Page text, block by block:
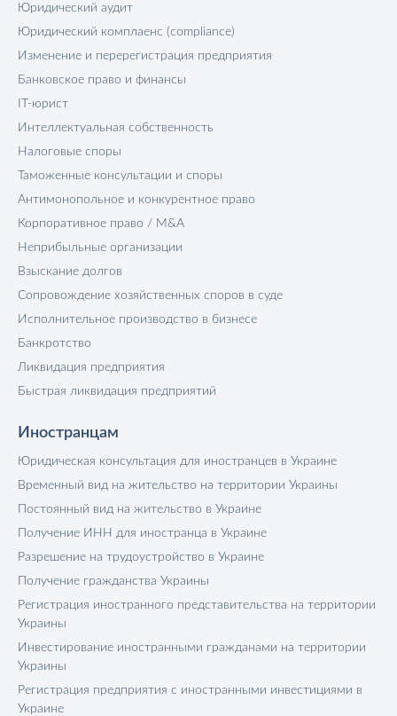
Юридический аудит
Юридический комплаенс (compliance)
Изменение и перерегистрация предприятия
Банковское право и финансы
IT-юрист
Интеллектуальная собственность
Налоговые споры
Таможенные консультации и споры
Антимонопольное и конкурентное право
Корпоративное право / M&A
Неприбыльные организации
Взыскание долгов
Сопровождение хозяйственных споров в суде
Исполнительное производство в бизнесе
Банкротство
Ликвидация предприятия
Быстрая ликвидация предприятий
Иностранцам
Юридическая консультация для иностранцев в Украине
Временный вид на жительство на территории Украины
Постоянный вид на жительство в Украине
Получение ИНН для иностранца в Украине
Разрешение на трудоустройство в Украине
Получение гражданства Украины
Регистрация иностранного представительства на территории
Украины
Инвестирование иностранными гражданами на территории
Украины
Регистрация предприятия с иностранными инвестициями в
Украине